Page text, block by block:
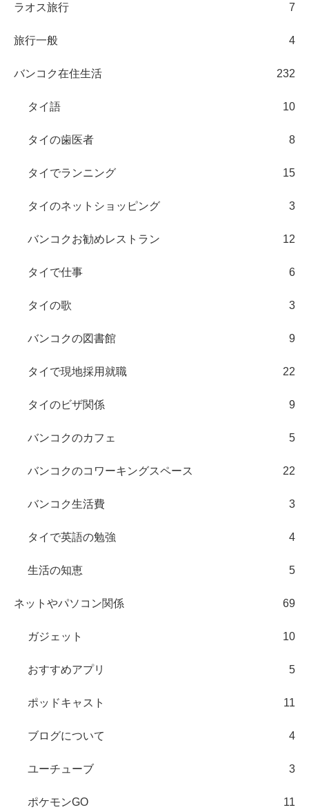
ラオス旅行 7
旅行一般 4
バンコク在住生活 232
タイ語 10
タイの歯医者 8
タイでランニング 15
タイのネットショッピング 3
バンコクお勧めレストラン 12
タイで仕事 6
タイの歌 3
バンコクの図書館 9
タイで現地採用就職 22
タイのビザ関係 9
バンコクのカフェ 5
バンコクのコワーキングスペース 22
バンコク生活費 3
タイで英語の勉強 4
生活の知恵 5
ネットやパソコン関係 69
ガジェット 10
おすすめアプリ 5
ポッドキャスト 11
ブログについて 4
ユーチューブ 3
ポケモンGO 11